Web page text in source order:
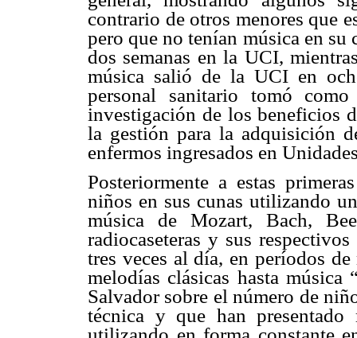
contrario de otros menores que
pero que no tenían música en su
dos semanas en la UCI,
música salió de la UCI en
personal sanitario tomó
investigación de los beneficios
la gestión para la adquisición
enfermos ingresados en
Posteriormente a estas
niños en sus cunas utilizando
música de Mozart, Bach,
radiocaseteras y sus
tres veces al día, en períodos
melodías clásicas hasta
Salvador sobre el número de
técnica y que han